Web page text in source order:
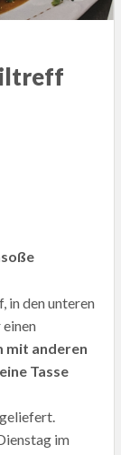
in den unteren
mit anderen
Tasse
im